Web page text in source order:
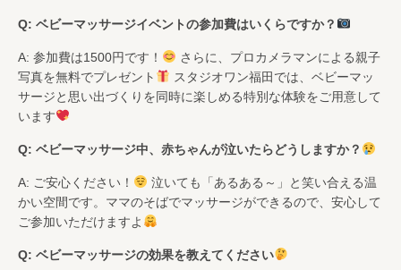
Q: ベビーマッサージイベントの参加費はいくらですか？
A: 参加費は1500円です！
さらに、プロカメラマンによる親子
写真を無料でプレゼント
スタジオワン福田では、ベビーマッ
サージと思い出づくりを同時に楽しめる特別な体験をご用意して
います
Q: ベビーマッサージ中、赤ちゃんが泣いたらどうしますか？
A: ご安心ください！
泣いても「あるある～」と笑い合える温
かい空間です。ママのそばでマッサージができるので、安心して
ご参加いただけますよ
Q: ベビーマッサージの効果を教えてください